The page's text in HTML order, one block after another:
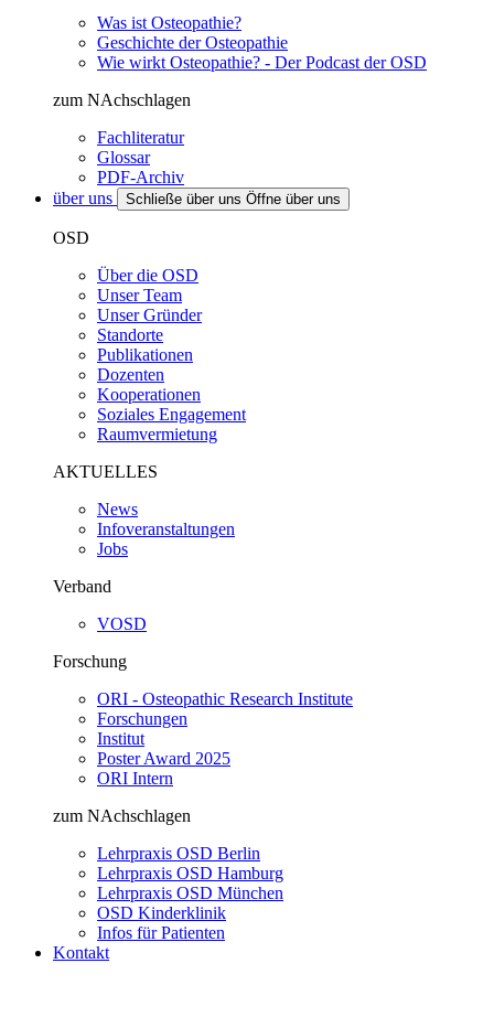
Was ist Osteopathie?
Geschichte der Osteopathie
Wie wirkt Osteopathie? - Der Podcast der OSD
zum NAchschlagen
Fachliteratur
Glossar
PDF-Archiv
über uns
Schließe über uns Öffne über uns
OSD
Über die OSD
Unser Team
Unser Gründer
Standorte
Publikationen
Dozenten
Kooperationen
Soziales Engagement
Raumvermietung
AKTUELLES
News
Infoveranstaltungen
Jobs
Verband
VOSD
Forschung
ORI - Osteopathic Research Institute
Forschungen
Institut
Poster Award 2025
ORI Intern
zum NAchschlagen
Lehrpraxis OSD Berlin
Lehrpraxis OSD Hamburg
Lehrpraxis OSD München
OSD Kinderklinik
Infos für Patienten
Kontakt